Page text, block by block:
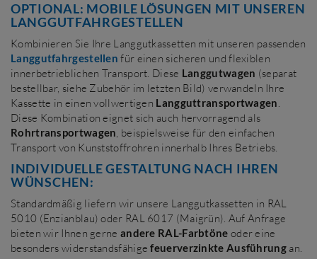
OPTIONAL: MOBILE LÖSUNGEN MIT UNSEREN
LANGGUTFAHRGESTELLEN
Kombinieren Sie Ihre Langgutkassetten mit unseren passenden
Langgutfahrgestellen für einen sicheren und flexiblen
innerbetrieblichen Transport. Diese Langgutwagen (separat
bestellbar, siehe Zubehör im letzten Bild) verwandeln Ihre
Kassette in einen vollwertigen Langguttransportwagen.
Diese Kombination eignet sich auch hervorragend als
Rohrtransportwagen, beispielsweise für den einfachen
Transport von Kunststoffrohren innerhalb Ihres Betriebs.
INDIVIDUELLE GESTALTUNG NACH IHREN
WÜNSCHEN:
Standardmäßig liefern wir unsere Langgutkassetten in RAL
5010 (Enzianblau) oder RAL 6017 (Maigrün). Auf Anfrage
bieten wir Ihnen gerne andere RAL-Farbtöne oder eine
besonders widerstandsfähigefeuerverzinkte Ausführungan.